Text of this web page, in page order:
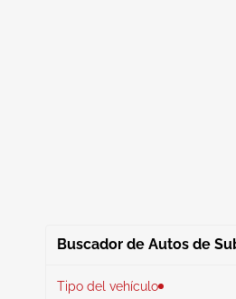
Buscador de Autos de
Tipo del vehículo